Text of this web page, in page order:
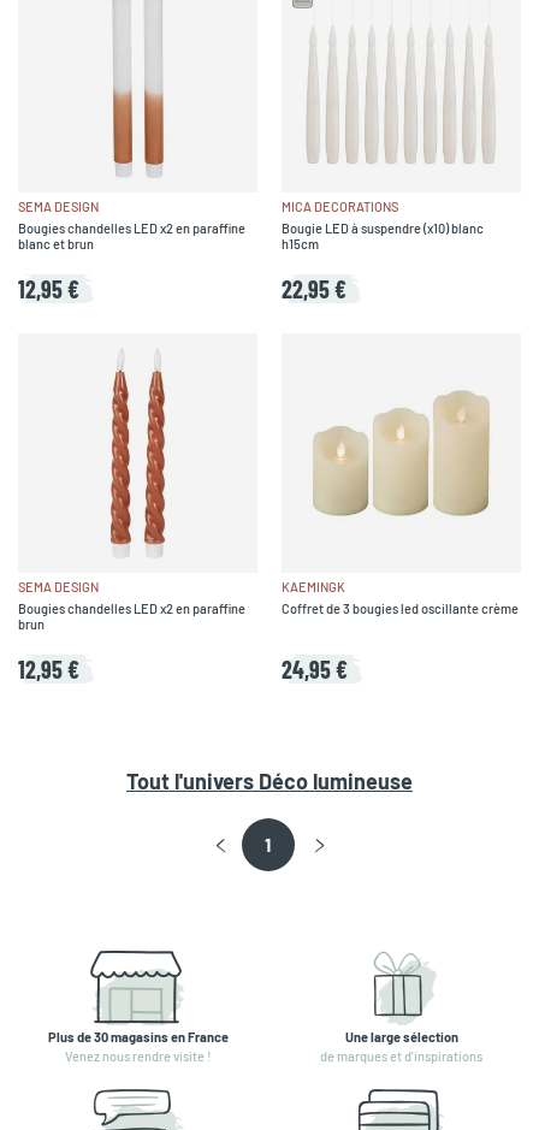
SEMA DESIGN
Bougies chandelles LED x2 en paraffine
blanc et brun
12,95 €
MICA DECORATIONS
Bougie LED à suspendre (x10) blanc
h15cm
22,95 €
SEMA DESIGN
Bougies chandelles LED x2 en paraffine
brun
12,95 €
KAEMINGK
Coffret de 3 bougies led oscillante crème
24,95 €
Tout l'univers Déco lumineuse
1
Plus de 30 magasins en France
Venez nous rendre visite !
Une large sélection
de marques et d'inspirations